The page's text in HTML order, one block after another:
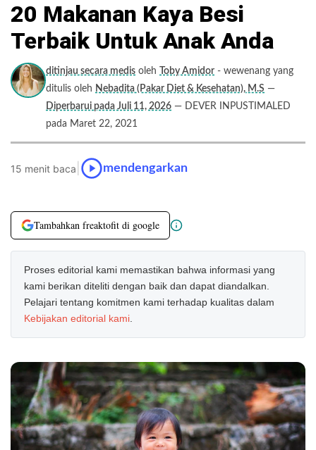
20 Makanan Kaya Besi
Terbaik Untuk Anak Anda
ditinjau secara medis oleh Toby Amidor - wewenang yang
ditulis oleh Nebadita (Pakar Diet & Kesehatan), M.S —
Diperbarui pada Juli 11, 2026 — DEVER INPUSTIMALED
pada Maret 22, 2021
15 menit baca mendengarkan
Tambahkan freaktofit di google
Proses editorial kami memastikan bahwa informasi yang
kami berikan diteliti dengan baik dan dapat diandalkan.
Pelajari tentang komitmen kami terhadap kualitas dalam
Kebijakan editorial kami